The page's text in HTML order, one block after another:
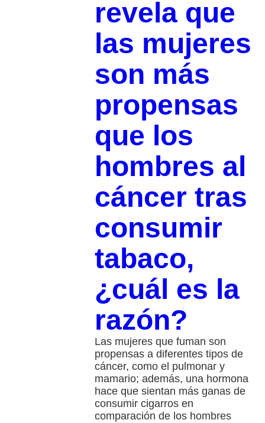
revela que
las mujeres
son más
propensas
que los
hombres al
cáncer tras
consumir
tabaco,
¿cuál es la
razón?
Las mujeres que fuman son
propensas a diferentes tipos de
cáncer, como el pulmonar y
mamario; además, una hormona
hace que sientan más ganas de
consumir cigarros en
comparación de los hombres